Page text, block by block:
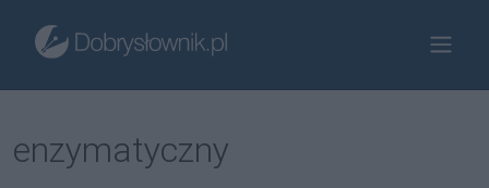
enzymatyczny